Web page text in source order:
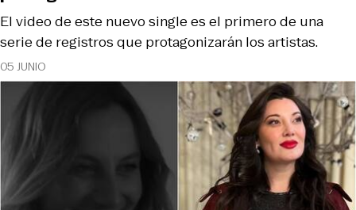
05 JUNIO
El video de este nuevo single es el primero de una
serie de registros que protagonizarán los artistas.